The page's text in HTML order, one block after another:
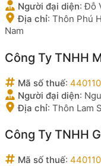
Người đại diện:Đỗ
Địa chỉ: Thôn Phú
Nam
Công Ty TNHH
Mã số thuế:
Người đại diện:
Địa chỉ: Thôn Lam
Công Ty TNHH
Mã số thuế: